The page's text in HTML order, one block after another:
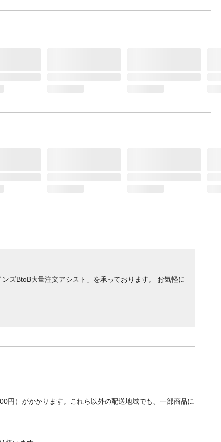
ズBtoB大量注文アシスト」を承っております。 お気軽に
円）がかかります。これら以外の配送地域でも、一部商品に